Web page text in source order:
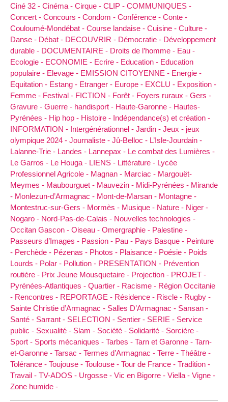
Ciné 32 - Cinéma - Cirque - CLIP - COMMUNIQUES -
Concert - Concours - Condom - Conférence - Conte -
Couloumé-Mondébat - Course landaise - Cuisine - Culture -
Danse - Débat - DECOUVRIR - Démocratie - Développement
durable - DOCUMENTAIRE - Droits de l’homme - Eau -
Ecologie - ECONOMIE - Ecrire - Education - Education
populaire - Elevage - EMISSION CITOYENNE - Energie -
Equitation - Estang - Etranger - Europe - EXCLU - Exposition -
Femme - Festival - FICTION - Forêt - Foyers ruraux - Gers -
Gravure - Guerre - handisport - Haute-Garonne - Hautes-
Pyrénées - Hip hop - Histoire - Indépendance(s) et création -
INFORMATION - Intergénérationnel - Jardin - Jeux - jeux
olympique 2024 - Journaliste - Jû-Belloc - L’Isle-Jourdain -
Lalanne-Trie - Landes - Lannepax - Le combat des Lumières -
Le Garros - Le Houga - LIENS - Littérature - Lycée
Professionnel Agricole - Magnan - Marciac - Margouët-
Meymes - Maubourguet - Mauvezin - Midi-Pyrénées - Mirande
- Monlezun-d’Armagnac - Mont-de-Marsan - Montagne -
Montestruc-sur-Gers - Mormès - Musique - Nature - Niger -
Nogaro - Nord-Pas-de-Calais - Nouvelles technologies -
Occitan Gascon - Oiseau - Omergraphie - Palestine -
Passeurs d’Images - Passion - Pau - Pays Basque - Peinture
- Perchède - Pézenas - Photos - Plaisance - Poésie - Poids
Lourds - Polar - Pollution - PRESENTATION - Prévention
routière - Prix Jeune Mousquetaire - Projection - PROJET -
Pyrénées-Atlantiques - Quartier - Racisme - Région Occitanie
- Rencontres - REPORTAGE - Résidence - Riscle - Rugby -
Sainte Christie d’Armagnac - Salles D’Armagnac - Sansan -
Santé - Sarrant - SELECTION - Sentier - SERIE - Service
public - Sexualité - Slam - Société - Solidarité - Sorcière -
Sport - Sports mécaniques - Tarbes - Tarn et Garonne - Tarn-
et-Garonne - Tarsac - Termes d’Armagnac - Terre - Théâtre -
Tolérance - Toujouse - Toulouse - Tour de France - Tradition -
Travail - TV-ADOS - Urgosse - Vic en Bigorre - Viella - Vigne -
Zone humide -